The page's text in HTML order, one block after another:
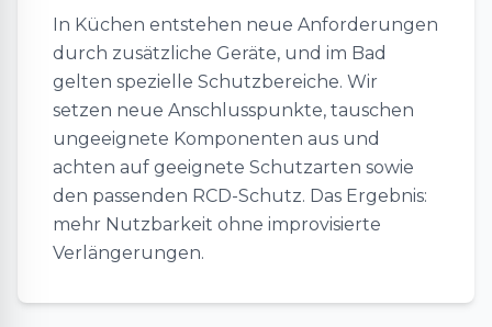
In Küchen entstehen neue Anforderungen
durch zusätzliche Geräte, und im Bad
gelten spezielle Schutzbereiche. Wir
setzen neue Anschlusspunkte, tauschen
ungeeignete Komponenten aus und
achten auf geeignete Schutzarten sowie
den passenden RCD-Schutz. Das Ergebnis:
mehr Nutzbarkeit ohne improvisierte
Verlängerungen.